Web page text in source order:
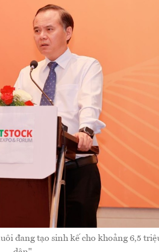
đang tạo sinh kế cho khoảng 6,5